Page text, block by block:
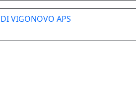
VIGONOVO APS